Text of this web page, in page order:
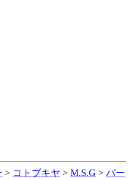
> コトブキヤ > M.S.G > バー